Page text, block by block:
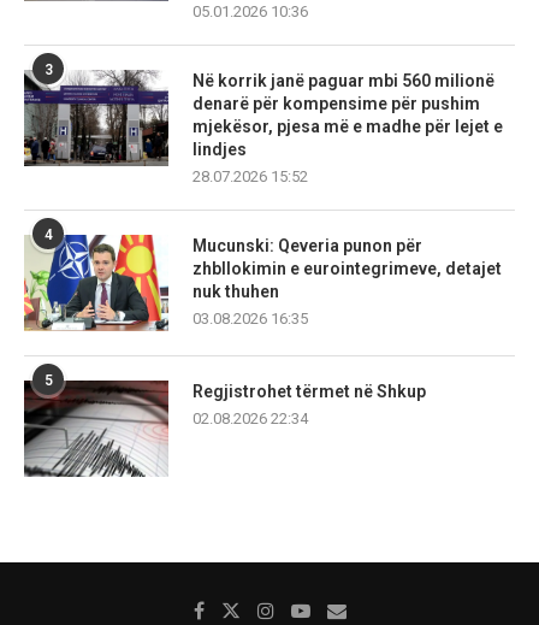
05.01.2026 10:36
3
Në korrik janë paguar mbi 560 milionë
denarë për kompensime për pushim
mjekësor, pjesa më e madhe për lejet e
lindjes
28.07.2026 15:52
4
Mucunski: Qeveria punon për
zhbllokimin e eurointegrimeve, detajet
nuk thuhen
03.08.2026 16:35
5
Regjistrohet tërmet në Shkup
02.08.2026 22:34